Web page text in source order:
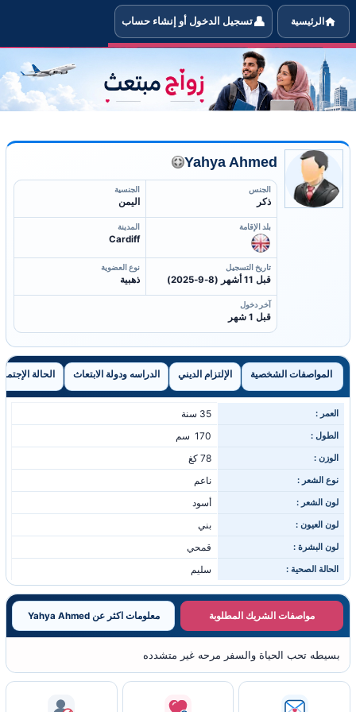
‫ معلومات العضو Yahya Ahmed الذي يبحث عن شريكة حياته ليتزوجها
الرئيسية 👤تسجيل الدخول أو إنشاء حساب
Yahya Ahmed
الجنس
ذكر
الجنسية
اليمن
بلد الإقامة المدينة
Cardiff
تاريخ التسجيل
قبل 11 أشهر (8-9-2025)
نوع العضوية
ذهبية
آخر دخول
قبل 1 شهر
المواصفات الشخصية الإلتزام الديني الدراسه ودولة الابتعاث الحالة
العمر : 35 سنة
الطول : 170 سم
الوزن : 78 كغ
نوع الشعر : ناعم
لون الشعر : أسود
لون العيون : بني
لون البشرة : قمحي
الحالة الصحية : سليم
مواصفات الشريك المطلوبة معلومات اكثر عن Yahya Ahmed
بسيطه تحب الحياة والسفر مرحه غير متشدده